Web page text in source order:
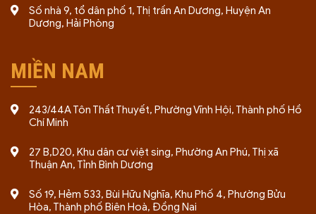
Số nhà 9, tổ dân phố 1, Thị trấn An Dương, Huyện An
Dương, Hải Phòng
MIỀN NAM
243/44A Tôn Thất Thuyết, Phường Vĩnh Hội, Thành phố Hồ
Chí Minh
27 B,D20, Khu dân cư việt sing, Phường An Phú, Thị xã
Thuận An, Tỉnh Bình Dương
Số 19, Hẻm 533, Bùi Hữu Nghĩa, Khu Phố 4, Phường Bửu
Hòa, Thành phố Biên Hoà, Đồng Nai